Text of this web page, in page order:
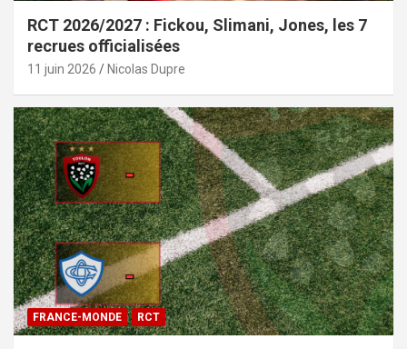
RCT 2026/2027 : Fickou, Slimani, Jones, les 7
recrues officialisées
11 juin 2026 Nicolas Dupre
FRANCE-MONDE RCT